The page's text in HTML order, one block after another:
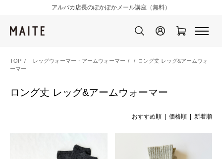
アルパカ店長のぽかぽかメール講座（無料）
TOP レッグウォーマー・アームウォーマー /
ロング丈 レッグ&アームウォ
ーマー
ロング丈 レッグ&アームウォーマー
おすすめ順 | 価格順 新着順